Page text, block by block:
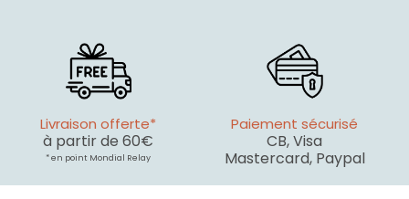
Livraison offerte*
à partir de 60€
* en point Mondial Relay
Paiement sécurisé
CB, Visa
Mastercard, Paypal